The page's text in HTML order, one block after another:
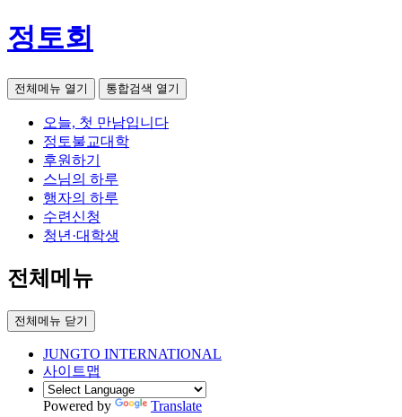
정토회
전체메뉴 열기 통합검색 열기
오늘, 첫 만남입니다
정토불교대학
후원하기
스님의 하루
행자의 하루
수련신청
청년·대학생
전체메뉴
전체메뉴 닫기
JUNGTO INTERNATIONAL
사이트맵
Powered by Translate